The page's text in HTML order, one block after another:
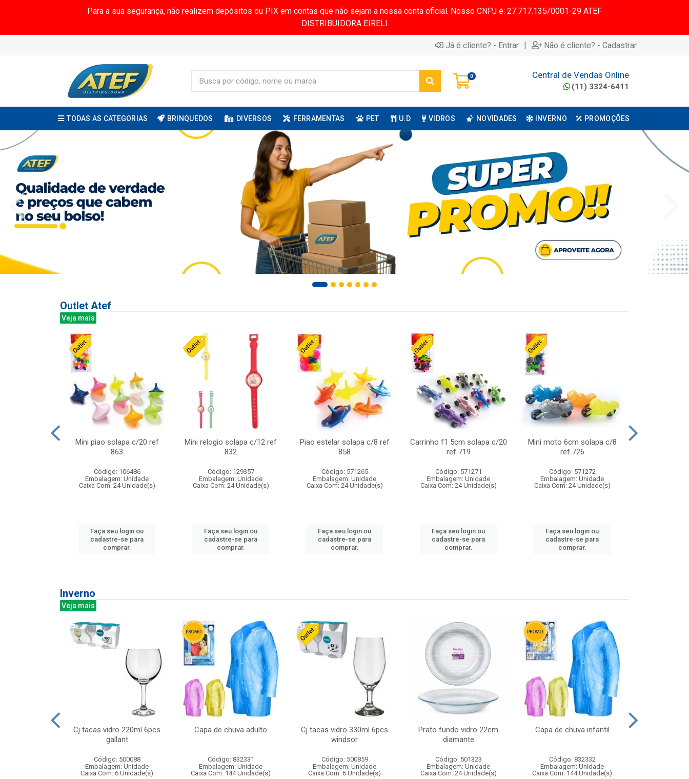
Para a sua segurança, não realizem depósitos ou PIX em contas que não sejam a nossa conta oficial. Nosso CNPJ é: 27.717.135/0001-29 ATEF
DISTRIBUIDORA EIRELI
Já é cliente? - Entrar | Não é cliente? - Cadastrar
0 Central de Vendas Online
(11) 3324-6411
TODAS AS CATEGORIAS BRINQUEDOS DIVERSOS FERRAMENTAS PET U.D VIDROS NOVIDADES INVERNO PROMOÇÕES
Outlet Atef
Veja mais
Mini piao solapa c/20 ref
863
Código: 106486
Embalagem: Unidade
Caixa Com: 24 Unidade(s)
Faça seu login ou
cadastre-se para
comprar.
Mini relogio solapa c/12 ref
832
Código: 129357
Embalagem: Unidade
Caixa Com: 24 Unidade(s)
Faça seu login ou
cadastre-se para
comprar.
Piao estelar solapa c/8 ref
858
Código: 571265
Embalagem: Unidade
Caixa Com: 24 Unidade(s)
Faça seu login ou
cadastre-se para
comprar.
Carrinho f1 5cm solapa c/20
ref 719
Código: 571271
Embalagem: Unidade
Caixa Com: 24 Unidade(s)
Faça seu login ou
cadastre-se para
comprar.
Mini moto 6cm solapa c/8
ref 726
Código: 571272
Embalagem: Unidade
Caixa Com: 24 Unidade(s)
Faça seu login ou
cadastre-se para
comprar.
Inverno
Veja mais
Cj tacas vidro 220ml 6pcs
gallant
Código: 500088
Embalagem: Unidade
Caixa Com: 6 Unidade(s)
Capa de chuva adulto
Código: 832331
Embalagem: Unidade
Caixa Com: 144 Unidade(s)
Cj tacas vidro 330ml 6pcs
windsor
Código: 500859
Embalagem: Unidade
Caixa Com: 6 Unidade(s)
Prato fundo vidro 22cm
diamante
Código: 501323
Embalagem: Unidade
Caixa Com: 24 Unidade(s)
Capa de chuva infantil
Código: 832332
Embalagem: Unidade
Caixa Com: 144 Unidade(s)